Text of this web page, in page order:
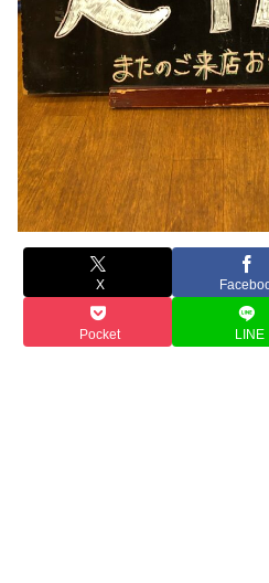
X
Pocket LINE